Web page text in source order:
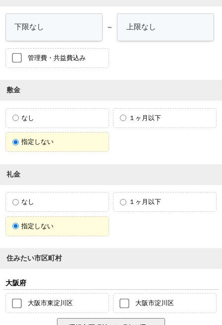
～
管理費・共益費込み
敷金
なし １ヶ月以下
指定しない
礼金
なし １ヶ月以下
指定しない
住みたい市区町村
大阪府
大阪市東淀川区 大阪市淀川区